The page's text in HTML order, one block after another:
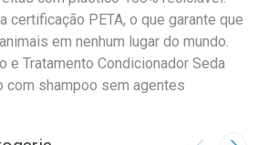
certificação PETA, o que garante que
em nenhum lugar do mundo.
e Tratamento Condicionador Seda
com shampoo sem agentes